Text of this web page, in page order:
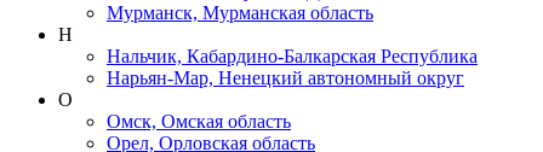
Мурманск, Мурманская область
Н
Нальчик, Кабардино-Балкарская Республика
Нарьян-Мар, Ненецкий автономный округ
О
Омск, Омская область
Орел, Орловская область